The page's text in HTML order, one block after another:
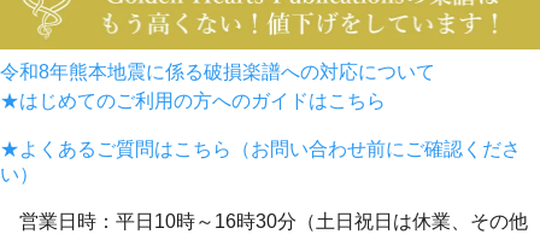
令和8年熊本地震に係る破損楽譜への対応について
★はじめてのご利用の方へのガイドはこちら
★よくあるご質問はこちら（お問い合わせ前にご確認くださ
い）
営業日時：平日10時～16時30分（土日祝日は休業、その他